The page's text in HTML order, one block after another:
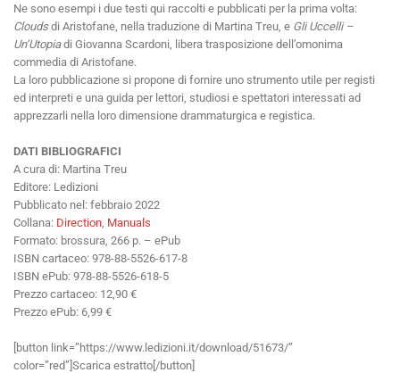
Ne sono esempi i due testi qui raccolti e pubblicati per la prima volta:
Cloudsdi Aristofane, nella traduzione di Martina Treu, e Gli Uccelli –
Un’Utopiadi Giovanna Scardoni, libera trasposizione dell’omonima
commedia di Aristofane.
La loro pubblicazione si propone di fornire uno strumento utile per registi
ed interpreti e una guida per lettori, studiosi e spettatori interessati ad
apprezzarli nella loro dimensione drammaturgica e registica.
DATI BIBLIOGRAFICI
A cura di: Martina Treu
Editore: Ledizioni
Pubblicato nel: febbraio 2022
Collana: Direction, Manuals
Formato: brossura, 266 p. – ePub
ISBN cartaceo: 978-88-5526-617-8
ISBN ePub: 978-88-5526-618-5
Prezzo cartaceo: 12,90 €
Prezzo ePub: 6,99 €
[button link=”https://www.ledizioni.it/download/51673/”
color=”red”]Scarica estratto[/button]